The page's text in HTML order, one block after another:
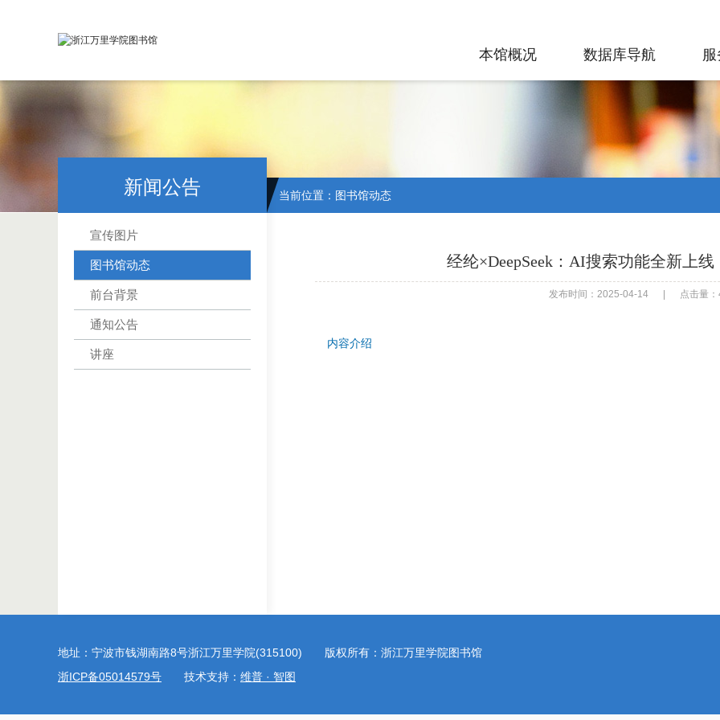
本馆概况 数据库导航
新闻公告
宣传图片
图书馆动态
前台背景
通知公告
讲座
当前位置： 图书馆动态
经纶×DeepSeek：AI搜索功能全新上
发布时间：2025-04-14 点击量
内容介绍
地址：宁波市钱湖南路8号浙江万里学院(315100) 版权所有：浙江万里学院图书馆
浙ICP备05014579号 技术支持： 维普 · 智图